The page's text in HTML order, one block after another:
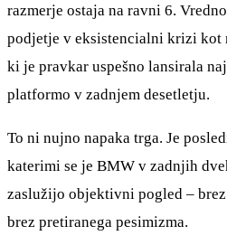
razmerje ostaja na ravni 6.
podjetje v eksistencialni krizi kot
ki je pravkar uspešno lansirala
platformo v zadnjem desetletju.
To ni nujno napaka trga. Je
katerimi se je BMW v zadnjih
zaslužijo objektivni pogled –
brez pretiranega pesimizma.